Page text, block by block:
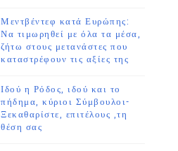
Μεντβέντεφ κατά Ευρώπης:
Να τιμωρηθεί με όλα τα μέσα,
ζήτω στους μετανάστες που
καταστρέφουν τις αξίες της
Ιδού η Ρόδος, ιδού και το
πήδημα, κύριοι Σύμβουλοι-
Ξεκαθαρίστε, επιτέλους ,τη
θέση σας